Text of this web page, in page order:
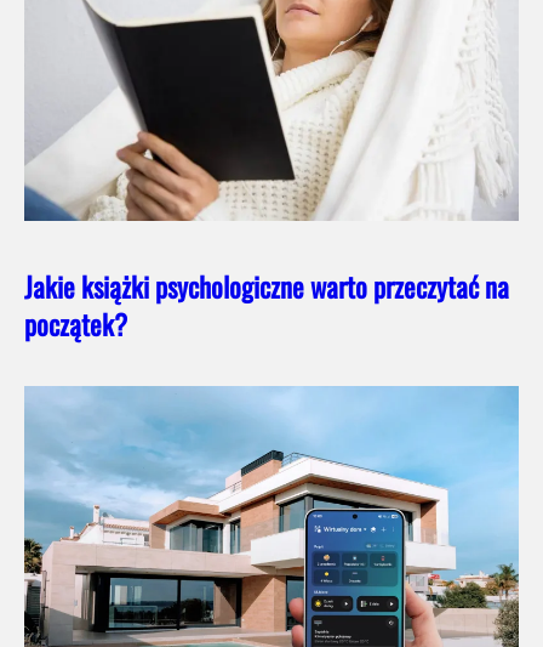
Jakie książki psychologiczne warto przeczytać na
początek?